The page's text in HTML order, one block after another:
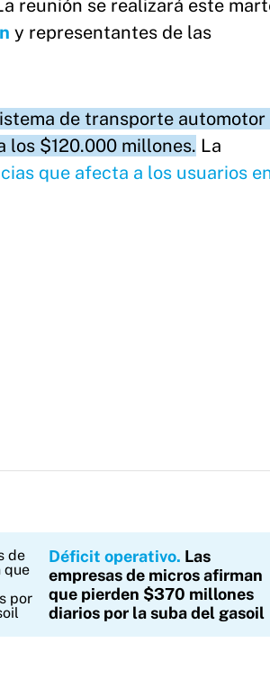
reunión se realizará este
y representantes de las
de transporte automotor
los $120.000 millones. La
que afecta a los usuarios
Déficit operativo Las
empresas de micros afirman
que pierden $370 millones
diarios por la suba del gasoil